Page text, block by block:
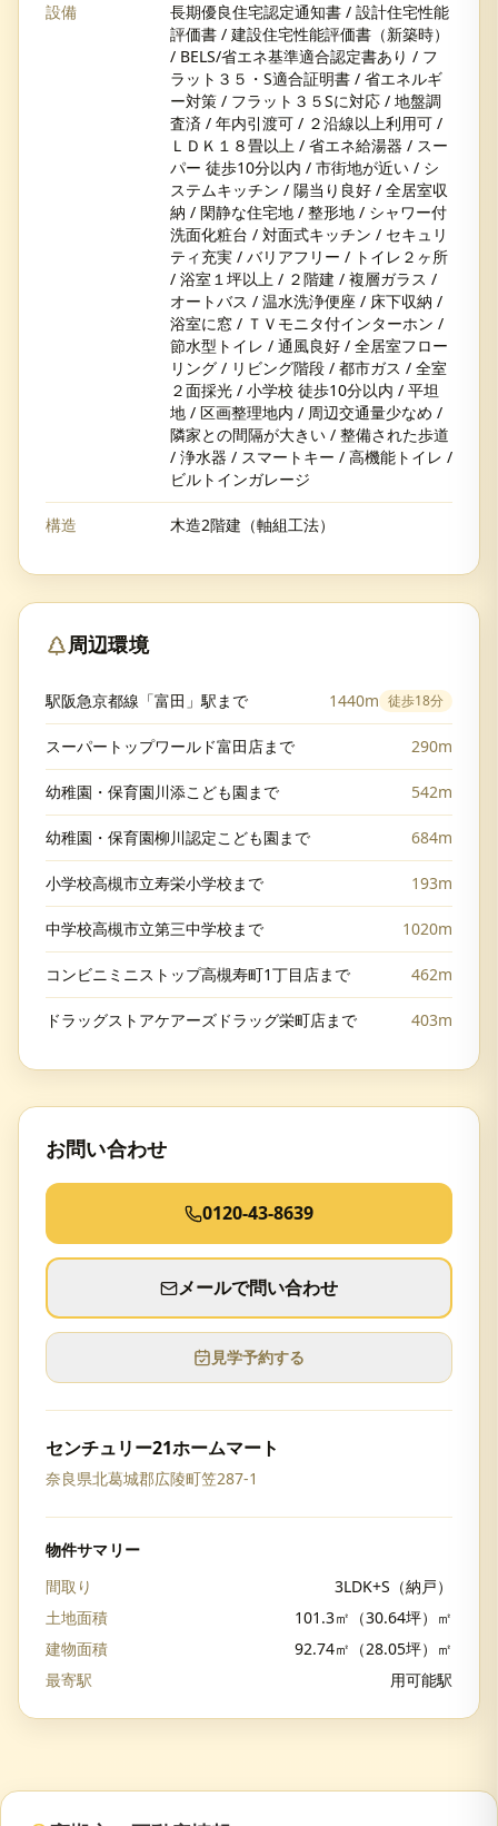
設備
長期優良住宅認定通知書 / 設計住宅性能
評価書 / 建設住宅性能評価書（新築時）
/ BELS/省エネ基準適合認定書あり / フ
ラット３５・S適合証明書 / 省エネルギ
ー対策 / フラット３５Sに対応 / 地盤調
査済 / 年内引渡可 / ２沿線以上利用可 /
ＬＤＫ１８畳以上 / 省エネ給湯器 / スー
パー 徒歩10分以内 / 市街地が近い / シ
ステムキッチン / 陽当り良好 / 全居室収
納 / 閑静な住宅地 / 整形地 / シャワー付
洗面化粧台 / 対面式キッチン / セキュリ
ティ充実 / バリアフリー / トイレ２ヶ所
/ 浴室１坪以上 / ２階建 / 複層ガラス /
オートバス / 温水洗浄便座 / 床下収納 /
浴室に窓 / ＴＶモニタ付インターホン /
節水型トイレ / 通風良好 / 全居室フロー
リング / リビング階段 / 都市ガス / 全室
２面採光 / 小学校 徒歩10分以内 / 平坦
地 / 区画整理地内 / 周辺交通量少なめ /
隣家との間隔が大きい / 整備された歩道
/ 浄水器 / スマートキー / 高機能トイレ /
ビルトインガレージ
構造 木造2階建（軸組工法）
周辺環境
駅阪急京都線「富田」駅まで 1440m 徒歩18分
スーパートップワールド富田店まで 290m
幼稚園・保育園川添こども園まで 542m
幼稚園・保育園柳川認定こども園まで 684m
小学校高槻市立寿栄小学校まで 193m
中学校高槻市立第三中学校まで 1020m
コンビニミニストップ高槻寿町1丁目店まで 462m
ドラッグストアケアーズドラッグ栄町店まで 403m
お問い合わせ
0120-43-8639
メールで問い合わせ
見学予約する
センチュリー21ホームマート
奈良県北葛城郡広陵町笠287-1
物件サマリー
間取り
3LDK+S（納戸）
土地面積
101.3㎡（30.64坪）㎡
建物面積
92.74㎡（28.05坪）㎡
最寄駅
用可能駅